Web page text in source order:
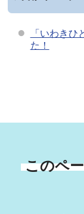
「いわき
た！
このペ